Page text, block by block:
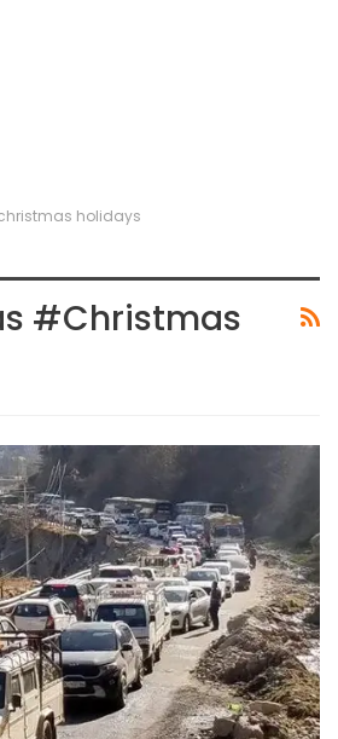
holidays
#christmas